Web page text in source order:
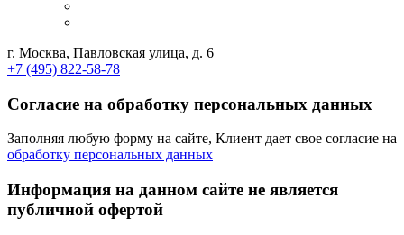
г. Москва, Павловская улица, д. 6
+7 (495) 822-58-78
Согласие на обработку персональных данных
Заполняя любую форму на сайте, Клиент дает свое согласие на
обработку персональных данных
Информация на данном сайте не является
публичной офертой